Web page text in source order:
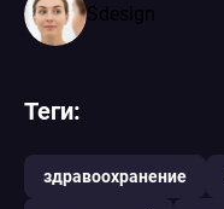
Sdesign
Теги:
здравоохранение